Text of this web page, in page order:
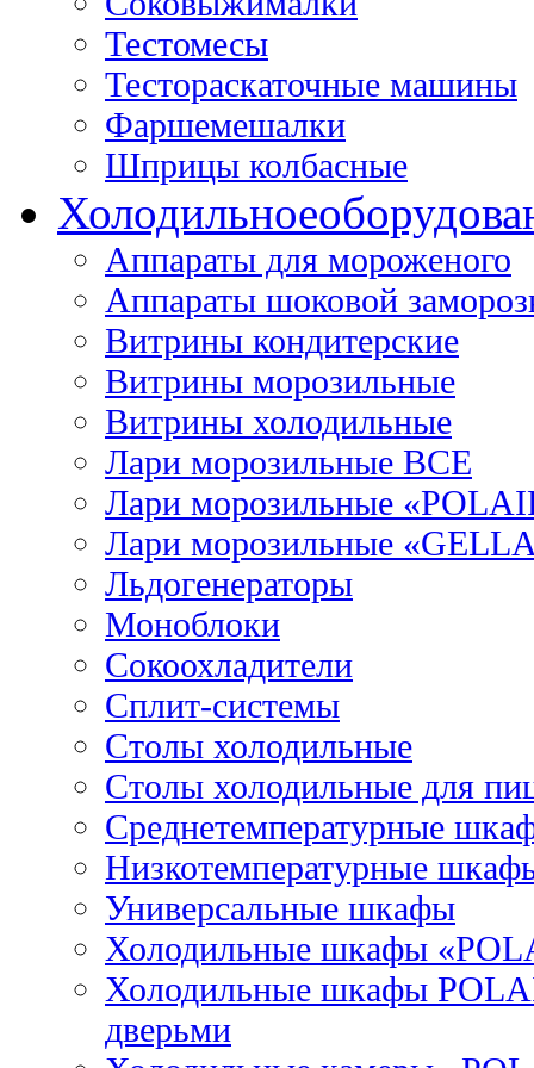
Тестомесы
Тестораскаточные машины
Фаршемешалки
Шприцы колбасные
Холодильное
Аппараты для мороженого
Аппараты шоковой
Витрины кондитерские
Витрины морозильные
Витрины холодильные
Лари морозильные ВСЕ
Лари морозильные
Лари морозильные
Льдогенераторы
Моноблоки
Сокоохладители
Сплит-системы
Столы холодильные
Столы холодильные для
Среднетемпературные
Низкотемпературные
Универсальные шкафы
Холодильные шкафы
Холодильные шкафы
дверьми